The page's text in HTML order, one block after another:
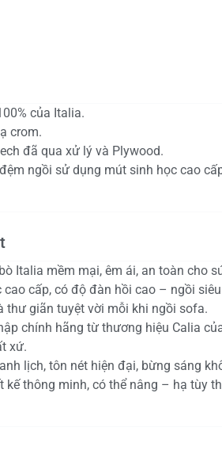
của Italia.
crom.
đã qua xử lý và Plywood.
ngồi sử dụng mút sinh học cao
Italia mềm mại, êm ái, an toàn cho
cấp, có độ đàn hồi cao – ngồi
thư giãn tuyệt vời mỗi khi ngồi sofa.
chính hãng từ thương hiệu Calia
xứ.
lịch, tôn nét hiện đại, bừng sáng
kế thông minh, có thể nâng – hạ tùy